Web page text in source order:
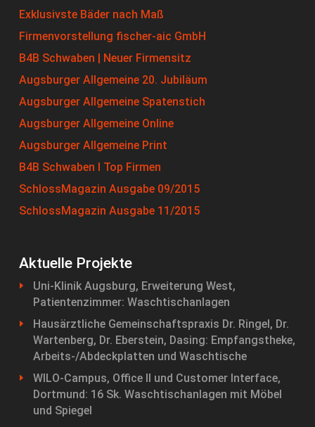
Exklusivste Bäder nach Maß
Firmenvorstellung fischer-aic GmbH
B4B Schwaben | Neuer Firmensitz
Augsburger Allgemeine 20. Jubiläum
Augsburger Allgemeine Spatenstich
Augsburger Allgemeine Online
Augsburger Allgemeine Print
B4B Schwaben I Top Firmen
SchlossMagazin Ausgabe 09/2015
SchlossMagazin Ausgabe 11/2015
Aktuelle Projekte
Uni-Klinik Augsburg, Erweiterung West,
Patientenzimmer: Waschtischanlagen
Hausärztliche Gemeinschaftspraxis Dr. Ringel, Dr.
Wartenberg, Dr. Eberstein, Dasing: Empfangstheke,
Arbeits-/Abdeckplatten und Waschtische
WILO-Campus, Office II und Customer Interface,
Dortmund: 16 Sk. Waschtischanlagen mit Möbel
und Spiegel